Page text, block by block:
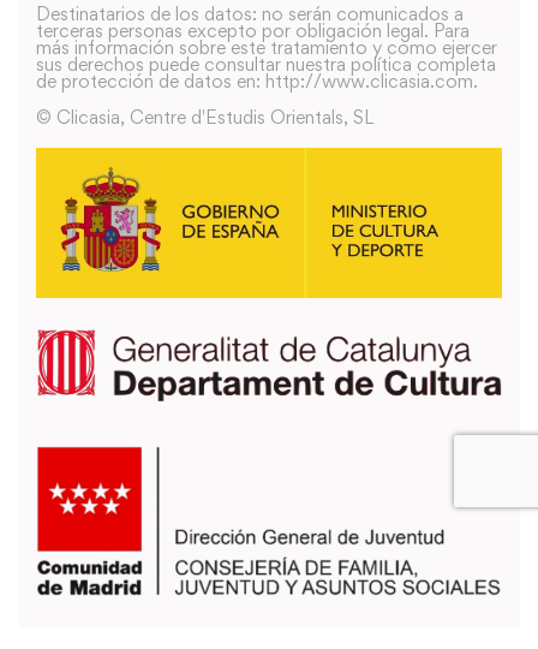
Destinatarios de los datos: no serán comunicados a
terceras personas excepto por obligación legal. Para
más información sobre este tratamiento y como ejercer
sus derechos puede consultar nuestra política completa
de protección de datos en: http://www.clicasia.com.
© Clicasia, Centre d'Estudis Orientals, SL